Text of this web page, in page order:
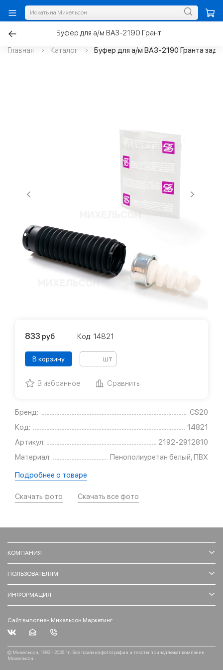
Главная Каталог Буфер для а/м ВАЗ-2190 Гранта
Буфер для а/м ВАЗ-2190 Гранта задней стойки с пыльником
Бренд:
CS20
Код:
14821
Артикул:
2192-2912810
Материал:
Пенополиуретан белый, ПВХ
Подробнее о товаре
Скачать фото Скачать все фото
833 руб Код: 14821
В корзину шт
В избранное Сравнить
КОМПАНИЯ
ПОЛЬЗОВАТЕЛЯМ
ИНФОРМАЦИЯ
Сайт выполнен Михельсон Маркетинг
© Михельсон, 1993 - 2026 гг. Все права на фотографии и тексты принадлежат компании
Михельсон.